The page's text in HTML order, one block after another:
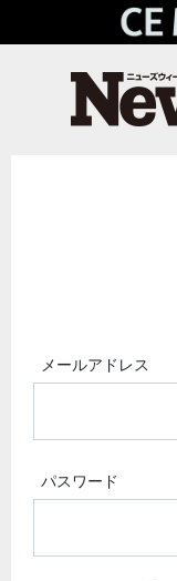
メールアドレス
パスワード